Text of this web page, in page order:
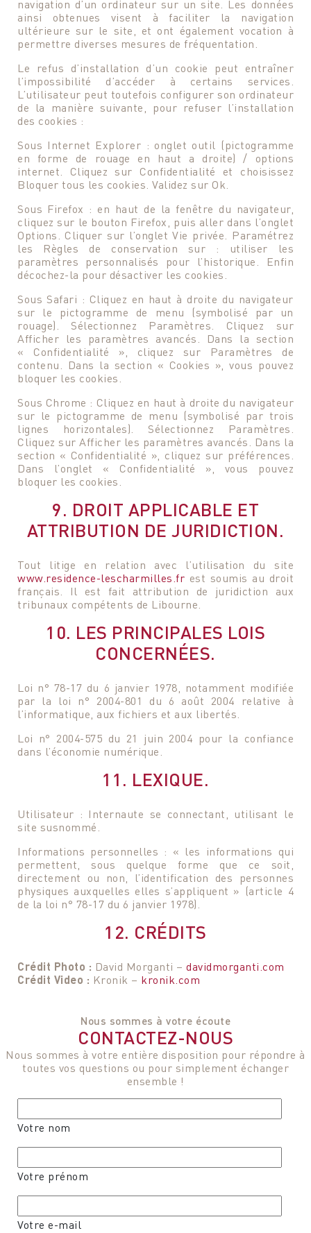
navigation d’un ordinateur sur un site. Les données
ainsi obtenues visent à faciliter la navigation
ultérieure sur le site, et ont également vocation à
permettre diverses mesures de fréquentation.
Le refus d’installation d’un cookie peut entraîner
l’impossibilité d’accéder à certains services.
L’utilisateur peut toutefois configurer son ordinateur
de la manière suivante, pour refuser l’installation
des cookies :
Sous Internet Explorer : onglet outil (pictogramme
en forme de rouage en haut a droite) / options
internet. Cliquez sur Confidentialité et choisissez
Bloquer tous les cookies. Validez sur Ok.
Sous Firefox : en haut de la fenêtre du navigateur,
cliquez sur le bouton Firefox, puis aller dans l’onglet
Options. Cliquer sur l’onglet Vie privée. Paramétrez
les Règles de conservation sur : utiliser les
paramètres personnalisés pour l’historique. Enfin
décochez-la pour désactiver les cookies.
Sous Safari : Cliquez en haut à droite du navigateur
sur le pictogramme de menu (symbolisé par un
rouage). Sélectionnez Paramètres. Cliquez sur
Afficher les paramètres avancés. Dans la section
« Confidentialité », cliquez sur Paramètres de
contenu. Dans la section « Cookies », vous pouvez
bloquer les cookies.
Sous Chrome : Cliquez en haut à droite du navigateur
sur le pictogramme de menu (symbolisé par trois
lignes horizontales). Sélectionnez Paramètres.
Cliquez sur Afficher les paramètres avancés. Dans la
section « Confidentialité », cliquez sur préférences.
Dans l’onglet « Confidentialité », vous pouvez
bloquer les cookies.
9. DROIT APPLICABLE ET
ATTRIBUTION DE JURIDICTION.
Tout litige en relation avec l’utilisation du site
www.residence-lescharmilles.fr est soumis au droit
français. Il est fait attribution de juridiction aux
tribunaux compétents de Libourne.
10. LES PRINCIPALES LOIS
CONCERNÉES.
Loi n° 78-17 du 6 janvier 1978, notamment modifiée
par la loi n° 2004-801 du 6 août 2004 relative à
l’informatique, aux fichiers et aux libertés.
Loi n° 2004-575 du 21 juin 2004 pour la confiance
dans l’économie numérique.
11. LEXIQUE.
Utilisateur : Internaute se connectant, utilisant le
site susnommé.
Informations personnelles : « les informations qui
permettent, sous quelque forme que ce soit,
directement ou non, l’identification des personnes
physiques auxquelles elles s’appliquent » (article 4
de la loi n° 78-17 du 6 janvier 1978).
12. CRÉDITS
Crédit Photo : David Morganti – davidmorganti.com
Crédit Video : Kronik – kronik.com
Nous sommes à votre écoute
CONTACTEZ-NOUS
Nous sommes à votre entière disposition pour répondre à
toutes vos questions ou pour simplement échanger
ensemble !
Votre nom
Votre prénom
Votre e-mail